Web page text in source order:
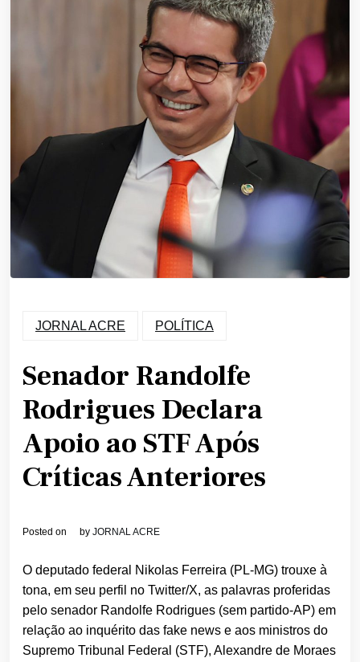
JORNAL ACRE POLÍTICA
Senador Randolfe
Rodrigues Declara
Apoio ao STF Após
Críticas Anteriores
Posted on by JORNAL ACRE
O deputado federal Nikolas Ferreira (PL-MG) trouxe à
tona, em seu perfil no Twitter/X, as palavras proferidas
pelo senador Randolfe Rodrigues (sem partido-AP) em
relação ao inquérito das fake news e aos ministros do
Supremo Tribunal Federal (STF), Alexandre de Moraes